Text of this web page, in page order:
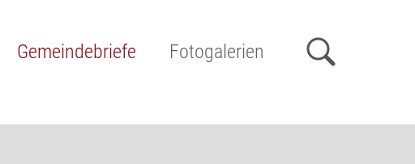
Gemeindebriefe Fotogalerien